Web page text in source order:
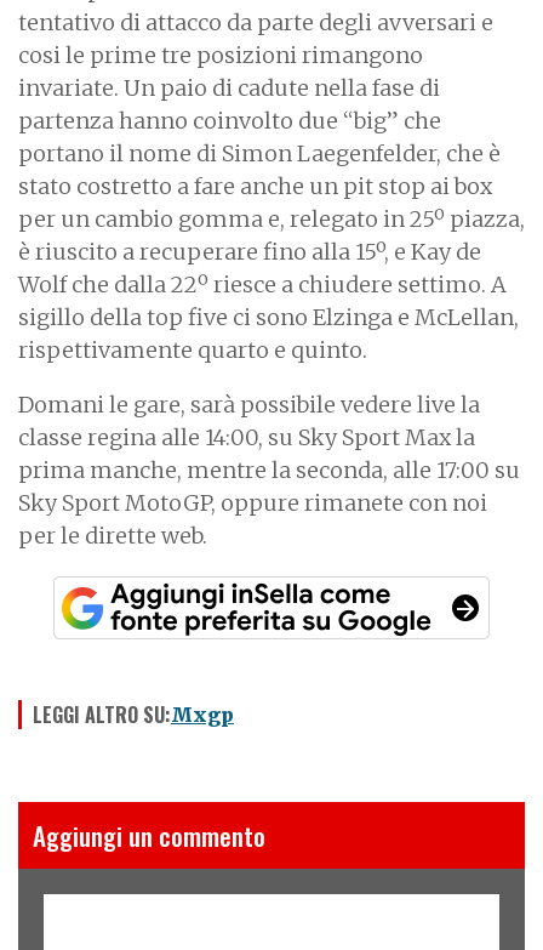
tentativo di attacco da parte degli avversari e
cosi le prime tre posizioni rimangono
invariate. Un paio di cadute nella fase di
partenza hanno coinvolto due “big” che
portano il nome di Simon Laegenfelder, che è
stato costretto a fare anche un pit stop ai box
per un cambio gomma e, relegato in 25º piazza,
è riuscito a recuperare fino alla 15º, e Kay de
Wolf che dalla 22º riesce a chiudere settimo. A
sigillo della top five ci sono Elzinga e McLellan,
rispettivamente quarto e quinto.
Domani le gare, sarà possibile vedere live la
classe regina alle 14:00, su Sky Sport Max la
prima manche, mentre la seconda, alle 17:00 su
Sky Sport MotoGP, oppure rimanete con noi
per le dirette web.
LEGGI ALTRO SU:Mxgp
Aggiungi un commento